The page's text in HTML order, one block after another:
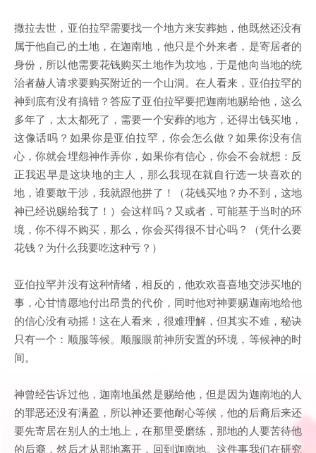
撒拉去世，亚伯拉罕需要找一个地方来安葬她，他既然还没有
属于他自己的土地，在迦南地，他只是个外来者，是寄居者的
身份，所以他需要花钱购买土地作为坟地，于是他向当地的统
治者赫人请求要购买附近的一个山洞。在人看来，亚伯拉罕的
神到底有没有搞错？答应了亚伯拉罕要把迦南地赐给他，这么
多年了，太太都死了，需要一个安葬的地方，还得出钱买地，
这像话吗？如果你是亚伯拉罕，你会怎么做？如果你没有信
心，你就会埋怨神作弄你，如果你有信心，你会不会就想：反
正我迟早是这块地的主人，那么我现在就自行选一块喜欢的
地，谁要敢干涉，我就跟他拼了！（花钱买地？办不到，这地
神已经说赐给我了！）会这样吗？又或者，可能基于当时的环
境，你不得不购买，那么，你会买得很不甘心吗？（凭什么要
花钱？为什么我要吃这种亏？）
亚伯拉罕并没有这种情绪，相反的，他欢欢喜喜地交涉买地的
事，心甘情愿地付出昂贵的代价，同时他对神要赐迦南地给他
的信心没有动摇！这在人看来，很难理解，但其实不难，秘诀
只有一个：顺服等候。顺服眼前神所安置的环境，等候神的时
间。
神曾经告诉过他，迦南地虽然是赐给他，但是因为迦南地的人
的罪恶还没有满盈，所以神还要他耐心等候，他的后裔后来还
要先寄居在别人的土地上，在那里受磨练，那地的人要苦待他
的后裔，然后才从那地离开，回到迦南地。这件事我们在研究